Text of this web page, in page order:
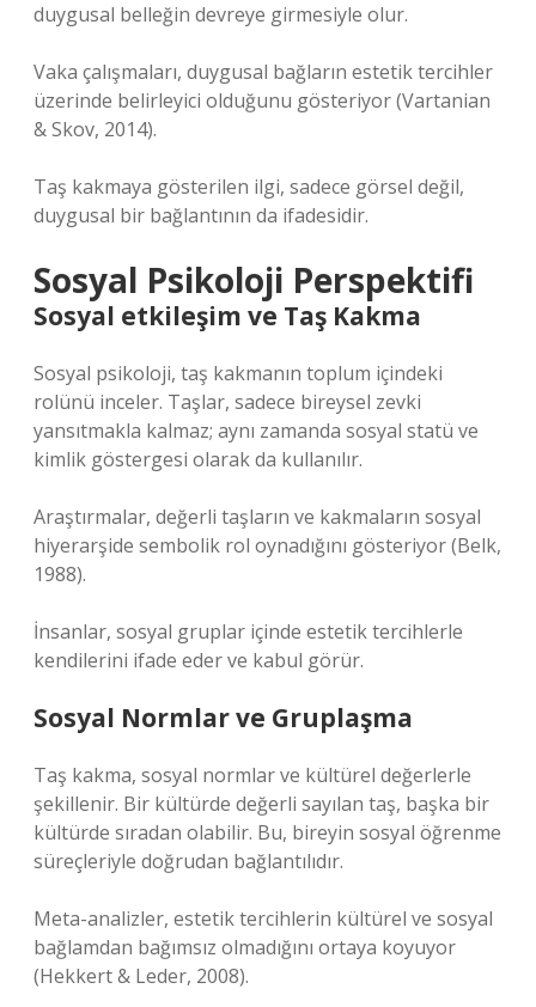
duygusal belleğin devreye girmesiyle olur.
Vaka çalışmaları, duygusal bağların estetik tercihler
üzerinde belirleyici olduğunu gösteriyor (Vartanian
& Skov, 2014).
Taş kakmaya gösterilen ilgi, sadece görsel değil,
duygusal bir bağlantının da ifadesidir.
Sosyal Psikoloji Perspektifi
Sosyal etkileşim ve Taş Kakma
Sosyal psikoloji, taş kakmanın toplum içindeki
rolünü inceler. Taşlar, sadece bireysel zevki
yansıtmakla kalmaz; aynı zamanda sosyal statü ve
kimlik göstergesi olarak da kullanılır.
Araştırmalar, değerli taşların ve kakmaların sosyal
hiyerarşide sembolik rol oynadığını gösteriyor (Belk,
1988).
İnsanlar, sosyal gruplar içinde estetik tercihlerle
kendilerini ifade eder ve kabul görür.
Sosyal Normlar ve Gruplaşma
Taş kakma, sosyal normlar ve kültürel değerlerle
şekillenir. Bir kültürde değerli sayılan taş, başka bir
kültürde sıradan olabilir. Bu, bireyin sosyal öğrenme
süreçleriyle doğrudan bağlantılıdır.
Meta-analizler, estetik tercihlerin kültürel ve sosyal
bağlamdan bağımsız olmadığını ortaya koyuyor
(Hekkert & Leder, 2008).